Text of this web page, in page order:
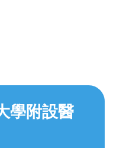
學附設醫